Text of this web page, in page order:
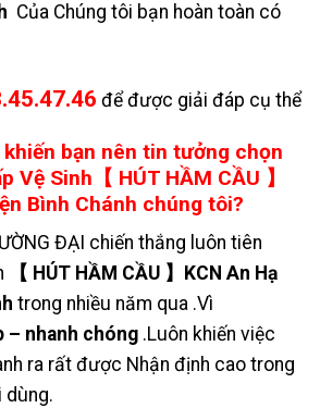
Của Chúng tôi bạn hoàn toàn có
để được giải đáp cụ thể
bạn nên tin tưởng chọn
Vệ Sinh【 HÚT HẦM CẦU 】
Bình Chánh chúng tôi?
ĐẠI chiến thắng luôn tiên
【 HÚT HẦM CẦU 】KCN An Hạ
trong nhiều năm qua .Vì
– nhanh chóng .Luôn khiến việc
ra rất được Nhận định cao trong
dùng.